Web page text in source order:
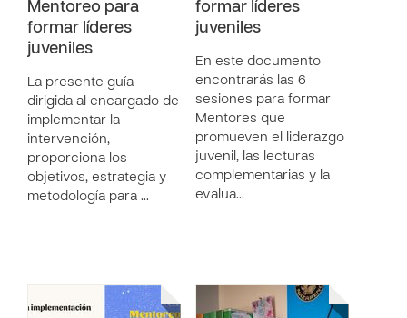
Mentoreo para
formar líderes
juveniles
La presente guía
dirigida al encargado de
implementar la
intervención,
proporciona los
objetivos, estrategia y
metodología para …
formar líderes
juveniles
En este documento
encontrarás las 6
sesiones para formar
Mentores que
promueven el liderazgo
juvenil, las lecturas
complementarias y la
evalua…